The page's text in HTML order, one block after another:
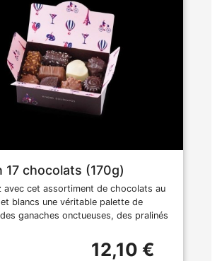
17 chocolats (170g)
avec cet assortiment de chocolats au
blancs une véritable palette de
ganaches onctueuses, des pralinés
12,10 €